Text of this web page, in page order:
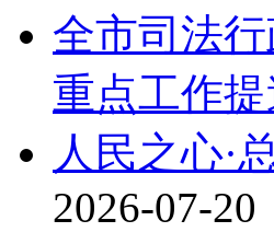
全市司法
重点工作
人民之心·
2026-07-20